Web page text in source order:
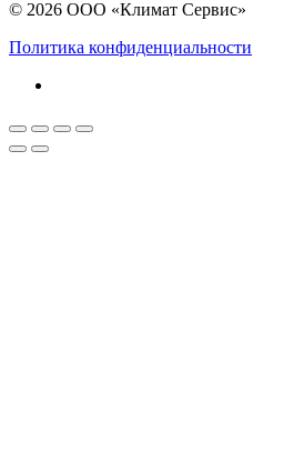
© 2026 ООО «Климат Сервис»
Политика конфиденциальности